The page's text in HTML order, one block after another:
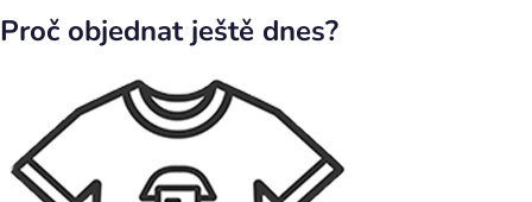
Proč objednat ještě dnes?